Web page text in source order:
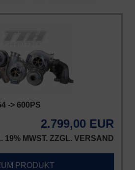
-> 600PS
2.799,00 EUR
19% MWST. ZZGL. VERSAND
PRODUKT